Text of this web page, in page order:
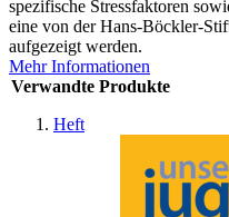
spezifische Stressfaktoren
eine von der Hans-Böckler-
aufgezeigt werden.
Mehr Informationen
Verwandte Produkte
Heft